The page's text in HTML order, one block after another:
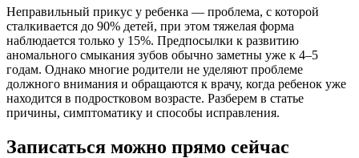
Неправильный прикус у ребенка — проблема, с которой
сталкивается до 90% детей, при этом тяжелая форма
наблюдается только у 15%. Предпосылки к развитию
аномального смыкания зубов обычно заметны уже к 4–5
годам. Однако многие родители не уделяют проблеме
должного внимания и обращаются к врачу, когда ребенок уже
находится в подростковом возрасте. Разберем в статье
причины, симптоматику и способы исправления.
Записаться можно прямо сейчас